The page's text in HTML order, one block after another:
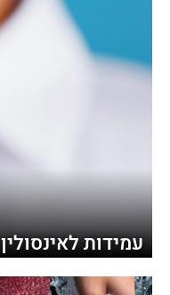
עמידות לאינסולין